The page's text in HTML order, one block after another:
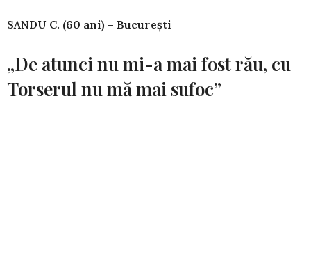
SANDU C. (60 ani) – Bucureşti
„De atunci nu mi-a mai fost rău, cu
Torserul nu mă mai sufoc”